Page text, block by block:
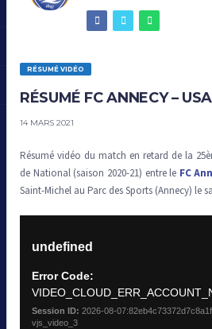
RÉSUMÉ VIDÉO
RÉSUMÉ FC ANNECY –
14 MARS 2021
Résumé vidéo du match en retard de la
de National (saison 2020-21) entre le FC
Saint-Michel au Parc des Sports (Annecy) le